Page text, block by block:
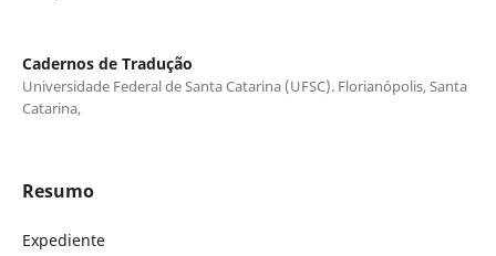
Cadernos de Tradução
Universidade Federal de Santa Catarina (UFSC). Florianópolis, Santa
Catarina,
Resumo
Expediente